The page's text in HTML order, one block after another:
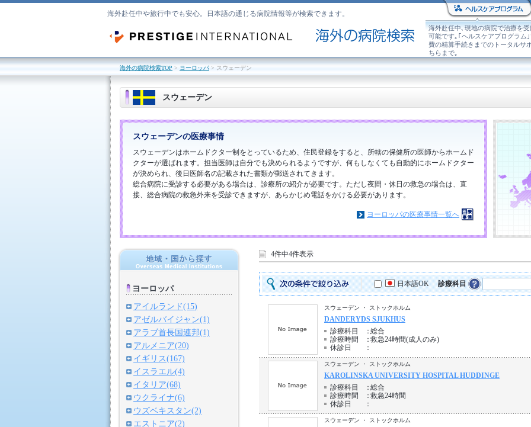
海外赴任中や旅行中でも安心。日本語の通じる病院情報等が検索できます。
海外赴任中､現地の病院で治療を
可能です｡｢ヘルスケアプログラム
費の精算手続きまでのトータルサ
ちらまで｡
海外の病院検索TOP>ヨーロッパ> スウェーデン
スウェーデン
スウェーデンの医療事情
スウェーデンはホームドクター制をとっているため、住民登録をすると、所轄の保健所の医師からホームド
クターが選ばれます。担当医師は自分でも決められるようですが、何もしなくても自動的にホームドクター
が決められ、後日医師名の記載された書類が郵送されてきます。
総合病院に受診する必要がある場合は、診療所の紹介が必要です。ただし夜間・休日の救急の場合は、直
接、総合病院の救急外来を受診できますが、あらかじめ電話をかける必要があります。
ヨーロッパの医療事情一覧へ
4件中4件表示
日本語OK 診療科目
スウェーデン ・ ストックホルム
DANDERYDS SJUKHUS
診療科目
：総合
診療時間
：救急24時間(成人のみ)
休診日
：
スウェーデン ・ ストックホルム
KAROLINSKA UNIVERSITY HOSPITAL HUDDINGE
診療科目
：総合
診療時間
：救急24時間
休診日
：
スウェーデン ・ ストックホルム
ヨーロッパ
アイルランド(15)
アゼルバイジャン(1)
アラブ首長国連邦(1)
アルメニア(20)
イギリス(167)
イスラエル(4)
イタリア(68)
ウクライナ(6)
ウズベキスタン(2)
エストニア(2)